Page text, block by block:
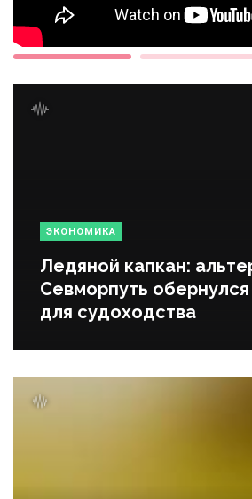
ЭКОНОМИКА
Ледяной капкан:
Севморпуть
для судоходства